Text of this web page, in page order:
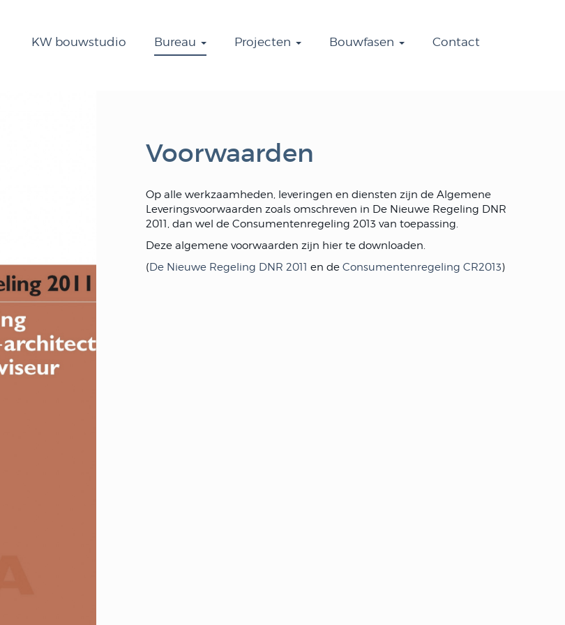
KW bouwstudio Bureau Projecten Bouwfasen Contact
Voorwaarden
Op alle werkzaamheden, leveringen en diensten zijn de Algemene
Leveringsvoorwaarden zoals omschreven in De Nieuwe Regeling DNR
2011, dan wel de Consumentenregeling 2013 van toepassing.
Deze algemene voorwaarden zijn hier te downloaden.
(De Nieuwe Regeling DNR 2011 en de Consumentenregeling CR2013)